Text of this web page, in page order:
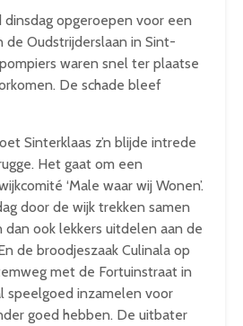
opgeroepen voor een
de Oudstrijderslaan in Sint-
waren snel ter plaatse
De schade bleef
Sinterklaas z’n blijde intrede
Het gaat om een
‘Male waar wij Wonen’.
door de wijk trekken samen
ook lekkers uitdelen aan de
de broodjeszaak Culinala op
met de Fortuinstraat in
speelgoed inzamelen voor
goed hebben. De uitbater